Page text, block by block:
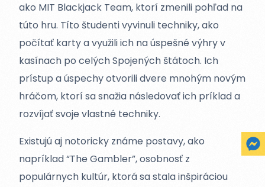
ako MIT Blackjack Team, ktorí zmenili pohľad na
túto hru. Títo študenti vyvinuli techniky, ako
počítať karty a využili ich na úspešné výhry v
kasínach po celých Spojených štátoch. Ich
prístup a úspechy otvorili dvere mnohým novým
hráčom, ktorí sa snažia následovať ich príklad a
rozvíjať svoje vlastné techniky.
Existujú aj notoricky známe postavy, ako
napríklad “The Gambler”, osobnosť z
populárnych kultúr, ktorá sa stala inšpiráciou